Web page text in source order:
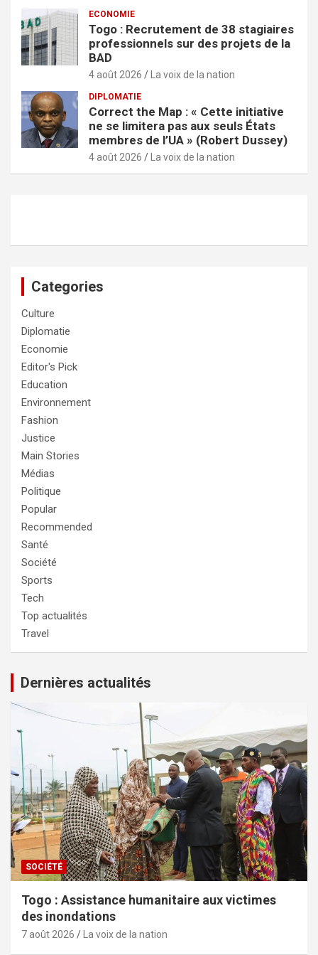
ECONOMIE
Togo : Recrutement de 38 stagiaires
professionnels sur des projets de la
BAD
4 août 2026 La voix de la nation
DIPLOMATIE
Correct the Map : « Cette initiative
ne se limitera pas aux seuls États
membres de l’UA » (Robert Dussey)
4 août 2026 La voix de la nation
Categories
Culture
Diplomatie
Economie
Editor's Pick
Education
Environnement
Fashion
Justice
Main Stories
Médias
Politique
Popular
Recommended
Santé
Société
Sports
Tech
Top actualités
Travel
Dernières actualités
SOCIÉTÉ
Togo : Assistance humanitaire aux victimes
des inondations
7 août 2026 La voix de la nation